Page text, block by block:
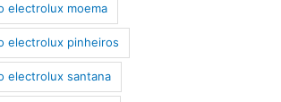
electrolux moema
electrolux pinheiros
electrolux santana